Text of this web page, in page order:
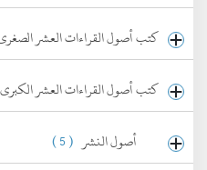
كتب أصول القراءات العشر
كتب أصول القراءات العشر الكبرى
أصول النشر ( 5 )